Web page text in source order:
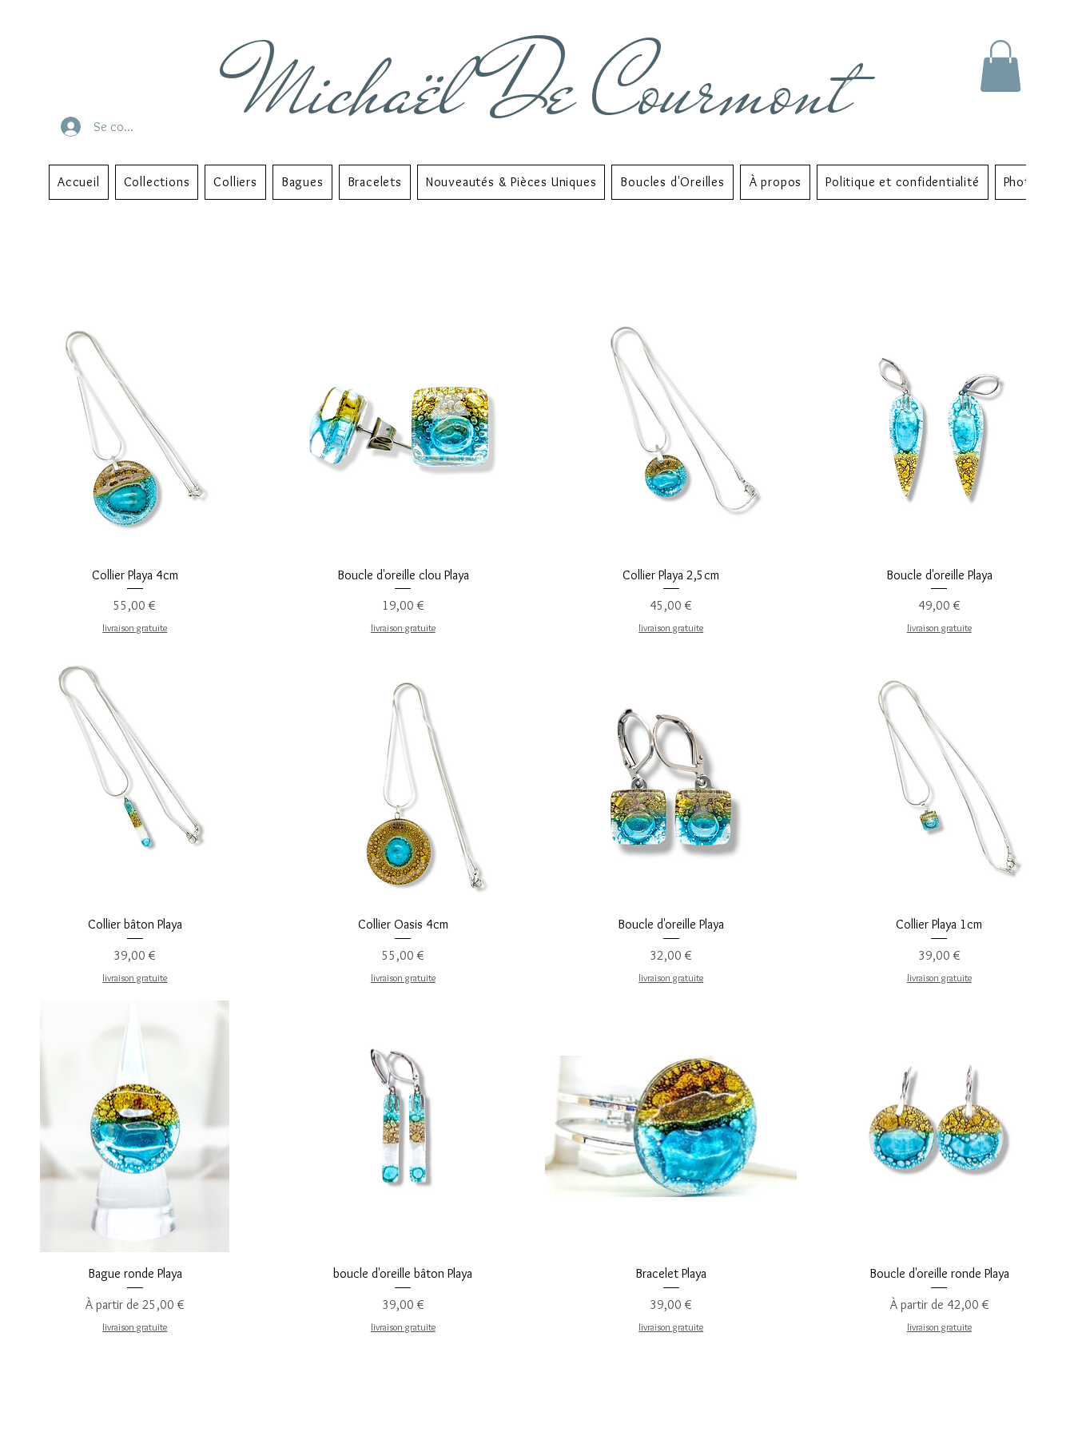
Se connecter Michaël De Courmont
Accueil Collections Colliers Bagues Bracelets Nouveautés & Pièces Uniques Boucles d'Oreilles À propos Politique et confidentialité Photo
Aperçu rapide
Collier Playa 4cm
Prix
55,00 €
livraison gratuite
Aperçu rapide
Boucle d'oreille clou Playa
Prix
19,00 €
livraison gratuite
Aperçu rapide
Collier Playa 2,5cm
Prix
45,00 €
livraison gratuite
Aperçu rapide
Boucle d'oreille Playa
Prix
49,00 €
livraison gratuite
Aperçu rapide
Collier bâton Playa
Prix
39,00 €
livraison gratuite
Aperçu rapide
Collier Oasis 4cm
Prix
55,00 €
livraison gratuite
Aperçu rapide
Boucle d'oreille Playa
Prix
32,00 €
livraison gratuite
Aperçu rapide
Collier Playa 1cm
Prix
39,00 €
livraison gratuite
Aperçu rapide
Bague ronde Playa
À partir de25,00 €
Prix promotionnel
livraison gratuite
Aperçu rapide
boucle d'oreille bâton Playa
Prix
39,00 €
livraison gratuite
Aperçu rapide
Bracelet Playa
Prix
39,00 €
livraison gratuite
Aperçu rapide
Boucle d'oreille ronde Playa
À partir de 42,00 €
Prix promotionnel
livraison gratuite